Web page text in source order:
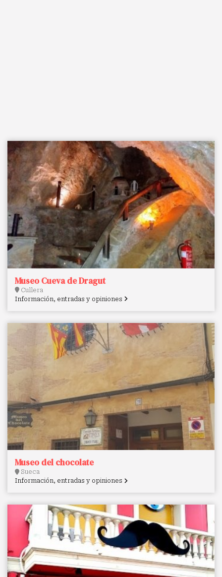
Museo Cueva de Dragut
Cullera
Información, entradas y opiniones
Museo del chocolate
Sueca
Información, entradas y opiniones